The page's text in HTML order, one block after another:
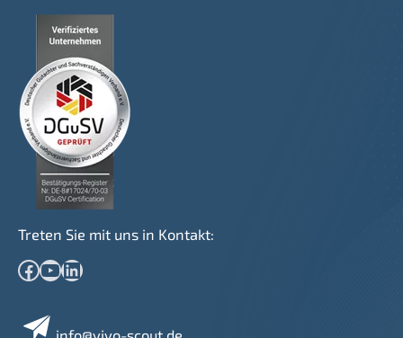
Treten Sie mit uns in Kontakt:
Facebook YouTube LinkedIn